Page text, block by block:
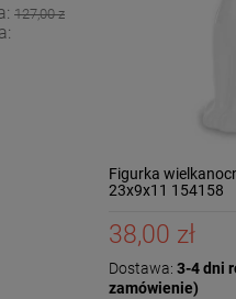
127,00 zł
Taca
DO
Figurka
23x9x11 154158
38,00 zł
Dostawa: 3-4 dni
zamówienie)